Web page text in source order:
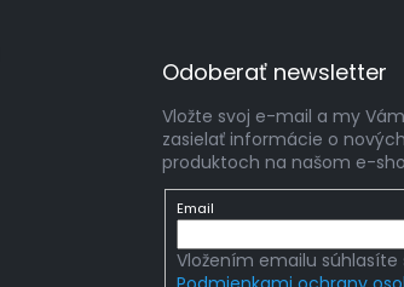
Odoberať newsletter
Vložte svoj e-mail a my
zasielať informácie o nových
produktoch na našom e-
Email
Vložením emailu súhlasíte